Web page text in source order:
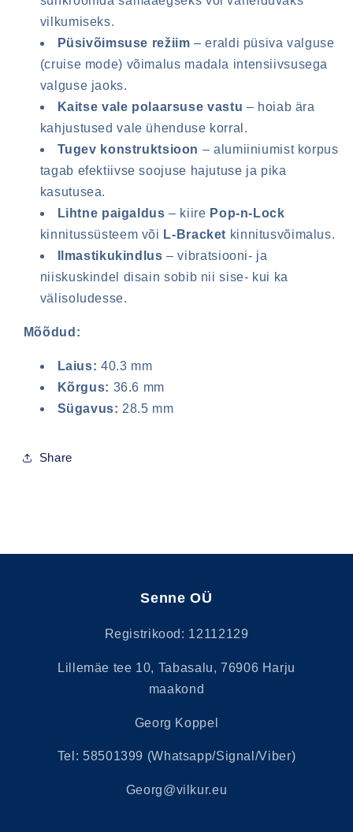
vilkumiseks.
Püsivõimsuse režiim – eraldi püsiva valguse
(cruise mode) võimalus madala intensiivsusega
valguse jaoks.
Kaitse vale polaarsuse vastu – hoiab ära
kahjustused vale ühenduse korral.
Tugev konstruktsioon – alumiiniumist korpus
tagab efektiivse soojuse hajutuse ja pika
kasutusea.
Lihtne paigaldus – kiire Pop-n-Lock
kinnitussüsteem või L-Bracket kinnitusvõimalus.
Ilmastikukindlus – vibratsiooni- ja
niiskuskindel disain sobib nii sise- kui ka
välisoludesse.
Mõõdud:
Laius: 40.3 mm
Kõrgus: 36.6 mm
Sügavus: 28.5 mm
Share
Senne OÜ
Registrikood: 12112129
Lillemäe tee 10, Tabasalu, 76906 Harju
maakond
Georg Koppel
Tel: 58501399 (Whatsapp/Signal/Viber)
Georg@vilkur.eu
salvestatud esemeid.
Sisselogimine